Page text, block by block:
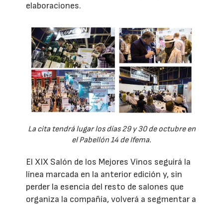
elaboraciones.
La cita tendrá lugar los días 29 y 30 de octubre en
el Pabellón 14 de Ifema.
El XIX Salón de los Mejores Vinos seguirá la
línea marcada en la anterior edición y, sin
perder la esencia del resto de salones que
organiza la compañía, volverá a segmentar a